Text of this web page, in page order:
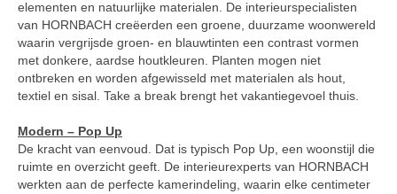
elementen en natuurlijke materialen. De interieurspecialisten
van HORNBACH creëerden een groene, duurzame woonwereld
waarin vergrijsde groen- en blauwtinten een contrast vormen
met donkere, aardse houtkleuren. Planten mogen niet
ontbreken en worden afgewisseld met materialen als hout,
textiel en sisal. Take a break brengt het vakantiegevoel thuis.
Modern – Pop Up
De kracht van eenvoud. Dat is typisch Pop Up, een woonstijl die
ruimte en overzicht geeft. De interieurexperts van HORNBACH
werkten aan de perfecte kamerindeling, waarin elke centimeter